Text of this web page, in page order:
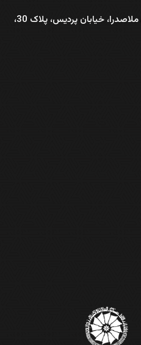
تهران، میدان ونک، خیابان ملاصدرا، خیابان پردیس، پلاک 30،